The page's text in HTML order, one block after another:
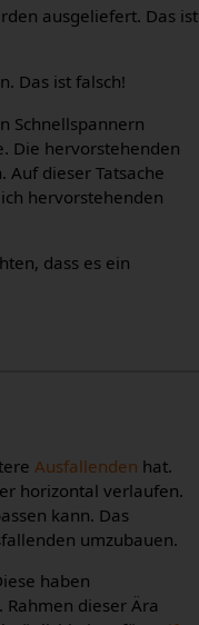
ausgeliefert. Das ist
Das ist falsch!
Schnellspannern
Die hervorstehenden
dieser Tatsache
hervorstehenden
dass es ein
Ausfallenden hat.
horizontal verlaufen.
kann. Das
umzubauen.
haben
. Rahmen dieser Ära